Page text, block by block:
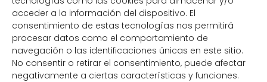
acceder a la información del dispositivo. El
consentimiento de estas tecnologías nos permitirá
procesar datos como el comportamiento de
navegación o las identificaciones únicas en este sitio.
No consentir o retirar el consentimiento, puede afectar
negativamente a ciertas características y funciones.
Gran experiencia en proyectos de adaptabilidad
Sillas de ruedas en Santurtzi. Sillas de ruedas
manuales disponibles en alquiler y venta, con
opciones de autopropulsión, tránsito y ligeras.
Asesoramiento profesional y entrega a domicilio.